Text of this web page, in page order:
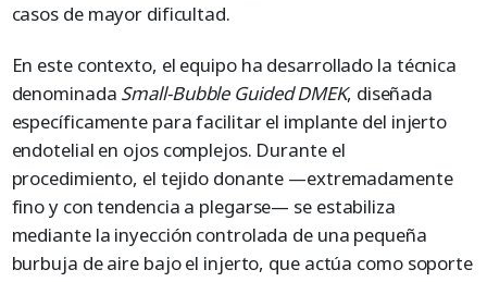
casos de mayor dificultad.
En este contexto, el equipo ha desarrollado la técnica
denominada Small-Bubble Guided DMEK, diseñada
específicamente para facilitar el implante del injerto
endotelial en ojos complejos. Durante el
procedimiento, el tejido donante —extremadamente
fino y con tendencia a plegarse— se estabiliza
mediante la inyección controlada de una pequeña
burbuja de aire bajo el injerto, que actúa como soporte